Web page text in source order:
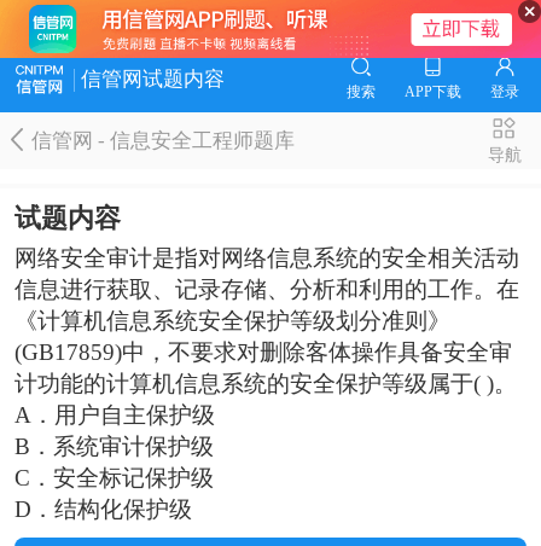
信管网试题内容
搜索 APP下载 登录
信管网 - 信息安全工程师题库
导航
试题内容
网络安全审计是指对网络信息系统的安全相关活动
信息进行获取、记录存储、分析和利用的工作。在
《计算机信息系统安全保护等级划分准则》
(GB17859)中，不要求对删除客体操作具备安全审
计功能的计算机信息系统的安全保护等级属于( )。
A．用户自主保护级
B．系统审计保护级
C．安全标记保护级
D．结构化保护级